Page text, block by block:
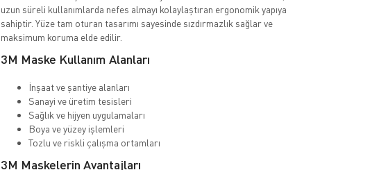
uzun süreli kullanımlarda nefes almayı kolaylaştıran ergonomik yapıya
sahiptir. Yüze tam oturan tasarımı sayesinde sızdırmazlık sağlar ve
maksimum koruma elde edilir.
3M Maske Kullanım Alanları
İnşaat ve şantiye alanları
Sanayi ve üretim tesisleri
Sağlık ve hijyen uygulamaları
Boya ve yüzey işlemleri
Tozlu ve riskli çalışma ortamları
3M Maskelerin Avantajları